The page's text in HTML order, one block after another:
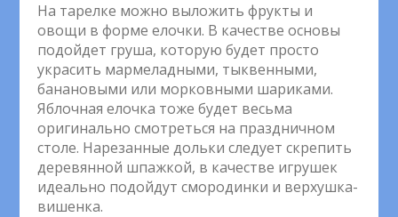
На тарелке можно выложить фрукты и
овощи в форме елочки. В качестве основы
подойдет груша, которую будет просто
украсить мармеладными, тыквенными,
банановыми или морковными шариками.
Яблочная елочка тоже будет весьма
оригинально смотреться на праздничном
столе. Нарезанные дольки следует скрепить
деревянной шпажкой, в качестве игрушек
идеально подойдут смородинки и верхушка-
вишенка.